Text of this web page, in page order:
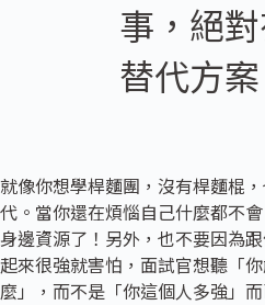
事，絕
替代方案
就像你想學桿麵團，沒有桿麵棍
代。當你還在煩惱自己什麼都不
身邊資源了！另外，也不要因為
起來很強就害怕，面試官想聽「
麼」，而不是「你這個人多強」而